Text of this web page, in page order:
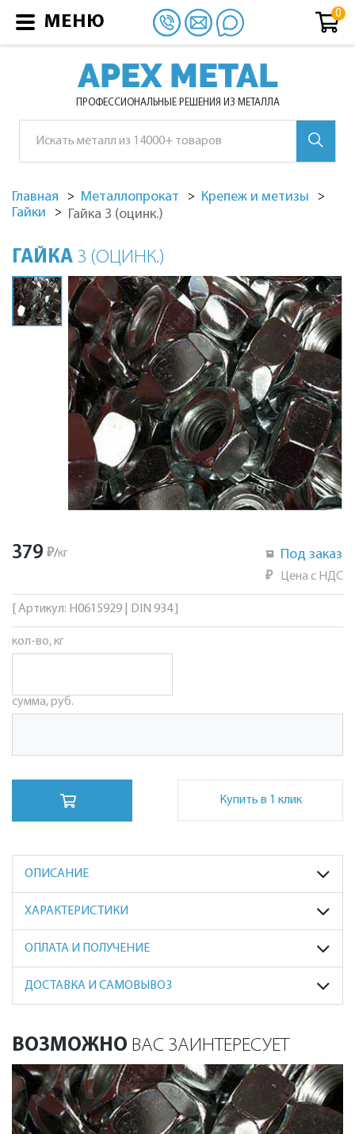
APEX METAL
ПРОФЕССИОНАЛЬНЫЕ РЕШЕНИЯ ИЗ МЕТАЛЛА
Главная Металлопрокат
Крепеж и метизы
Гайки
Гайка 3 (оцинк.)
ГАЙКА 3 (ОЦИНК.)
379 ₽/кг Под заказ
₽ Цена с НДС
[ Артикул: Н0615929 | DIN 934 ]
кол-во, кг
сумма, руб.
Купить в 1 клик
ОПИСАНИЕ
ХАРАКТЕРИСТИКИ
ОПЛАТА И ПОЛУЧЕНИЕ
ДОСТАВКА И САМОВЫВОЗ
ВОЗМОЖНО ВАС ЗАИНТЕРЕСУЕТ
МЕНЮ